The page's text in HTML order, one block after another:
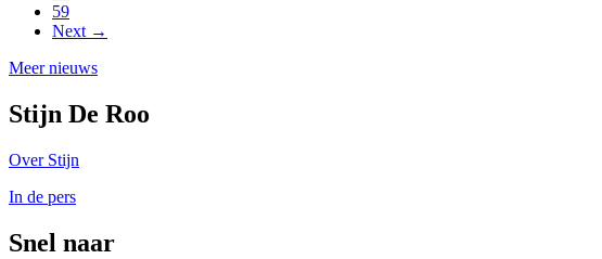
59
Next →
Meer nieuws
Stijn De Roo
Over Stijn
In de pers
Snel naar